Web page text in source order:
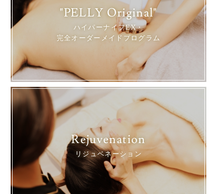
"PELLY Original"
ハイパーナイフEX・
完全オーダーメイドプログラム
Rejuvenation
リジュベネーション